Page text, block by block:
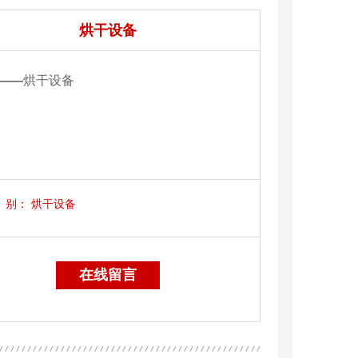
烘干设备
——烘干设备
： 烘干设备
在线留言